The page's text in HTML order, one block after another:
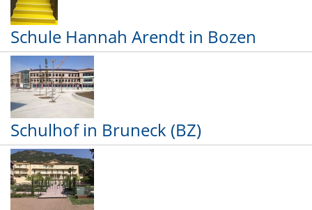
Schule Hannah Arendt in Bozen
Schulhof in Bruneck (BZ)